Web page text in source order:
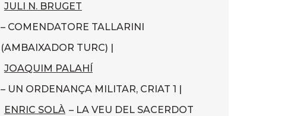
JULI N. BRUGET
– COMENDATORE TALLARINI
(AMBAIXADOR TURC) |
JOAQUIM PALAHÍ
– UN ORDENANÇA MILITAR, CRIAT 1 |
ENRIC SOLÀ – LA VEU DEL SACERDOT